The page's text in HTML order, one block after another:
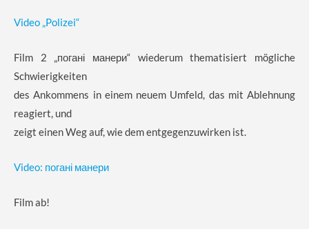
Video „Polizei“
Film 2 „погані манери“ wiederum thematisiert mögliche
Schwierigkeiten
des Ankommens in einem neuem Umfeld, das mit Ablehnung
reagiert, und
zeigt einen Weg auf, wie dem entgegenzuwirken ist.
Video: погані манери
Film ab!